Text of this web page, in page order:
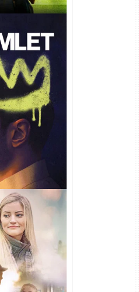
(2026) WEB-
Dual Áudio
para Recordar
WEB-DL 1080p
Áudio